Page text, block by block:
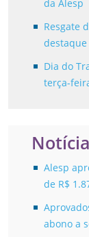
da Alesp
Resgate
destaque
Dia do
terça-
Alesp
de R$
abono a